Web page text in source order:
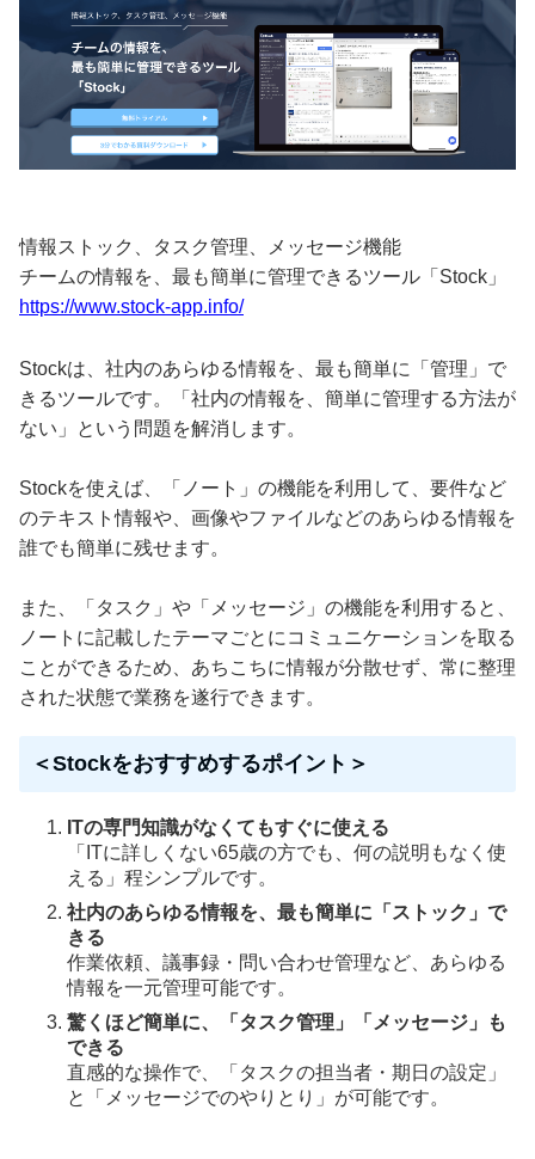
情報ストック、タスク管理、メッセージ機能
チームの情報を、最も簡単に管理できるツール「Stock」
https://www.stock-app.info/
Stockは、社内のあらゆる情報を、最も簡単に「管理」で
きるツールです。「社内の情報を、簡単に管理する方法が
ない」という問題を解消します。
Stockを使えば、「ノート」の機能を利用して、要件など
のテキスト情報や、画像やファイルなどのあらゆる情報を
誰でも簡単に残せます。
また、「タスク」や「メッセージ」の機能を利用すると、
ノートに記載したテーマごとにコミュニケーションを取る
ことができるため、あちこちに情報が分散せず、常に整理
された状態で業務を遂行できます。
＜Stockをおすすめするポイント＞
ITの専門知識がなくてもすぐに使える
「ITに詳しくない65歳の方でも、何の説明もなく使
える」程シンプルです。
社内のあらゆる情報を、最も簡単に「ストック」で
きる
作業依頼、議事録・問い合わせ管理など、あらゆる
情報を一元管理可能です。
驚くほど簡単に、「タスク管理」「メッセージ」も
できる
直感的な操作で、「タスクの担当者・期日の設定」
と「メッセージでのやりとり」が可能です。